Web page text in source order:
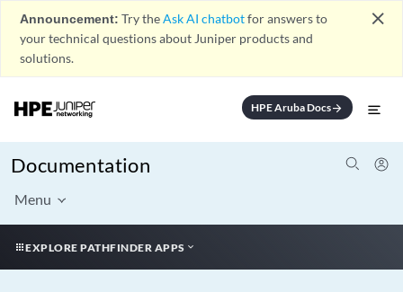
Announcement: Try theAsk AI chatbotfor answers to
your technical questions about Juniper products and
solutions.
close
HPE Aruba Docsarrow_forward
Documentation
Menu
EXPLORE PATHFINDER APPS